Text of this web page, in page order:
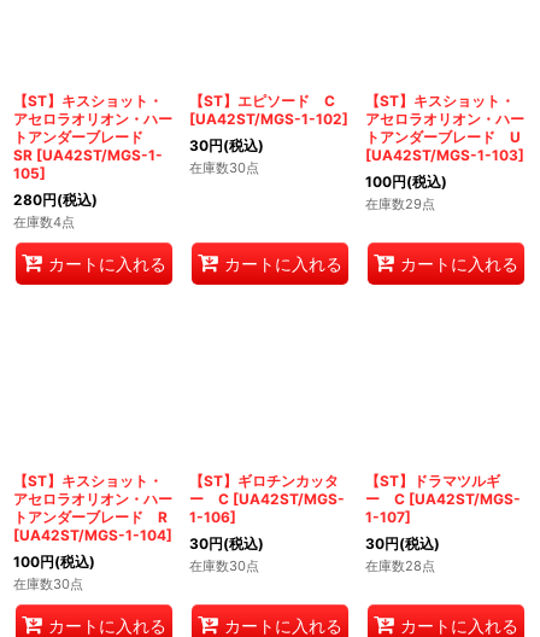
【ST】キスショット・
アセロラオリオン・ハー
トアンダーブレード
SR [UA42ST/MGS-1-
105]
280円(税込)
在庫数4点
カートに入れる
【ST】エピソード C
[UA42ST/MGS-1-102]
30円(税込)
在庫数30点
カートに入れる
【ST】キスショット・
アセロラオリオン・ハー
トアンダーブレード U
[UA42ST/MGS-1-103]
100円(税込)
在庫数29点
カートに入れる
【ST】キスショット・
アセロラオリオン・ハー
トアンダーブレード R
[UA42ST/MGS-1-104]
100円(税込)
在庫数30点
カートに入れる
【ST】ギロチンカッタ
ー C [UA42ST/MGS-
1-106]
30円(税込)
在庫数30点
カートに入れる
【ST】ドラマツルギ
ー C [UA42ST/MGS-
1-107]
30円(税込)
在庫数28点
カートに入れる